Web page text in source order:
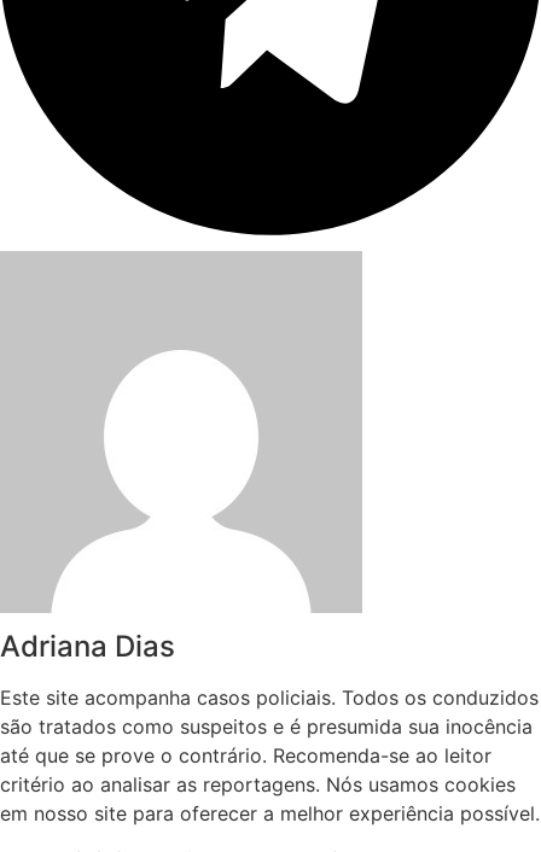
Adriana Dias
Este site acompanha casos policiais. Todos os conduzidos
são tratados como suspeitos e é presumida sua inocência
até que se prove o contrário. Recomenda-se ao leitor
critério ao analisar as reportagens. Nós usamos cookies
em nosso site para oferecer a melhor experiência possível.